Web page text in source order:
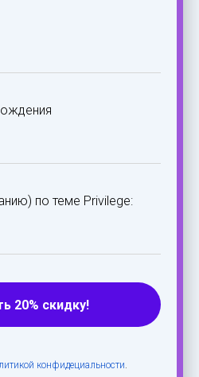
по теме Privilege:
20% скидку!
конфидециальности.